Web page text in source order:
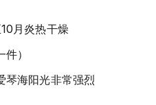
月炎热干燥
）
海阳光非常强烈